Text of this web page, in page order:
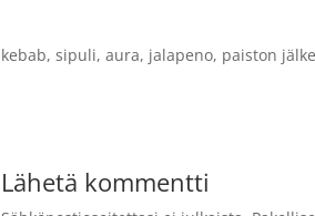
kebab, sipuli, aura, jalapeno, paiston
Lähetä kommentti